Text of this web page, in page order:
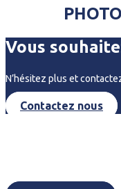
Vous
N’hésitez plus et
Contactez nous